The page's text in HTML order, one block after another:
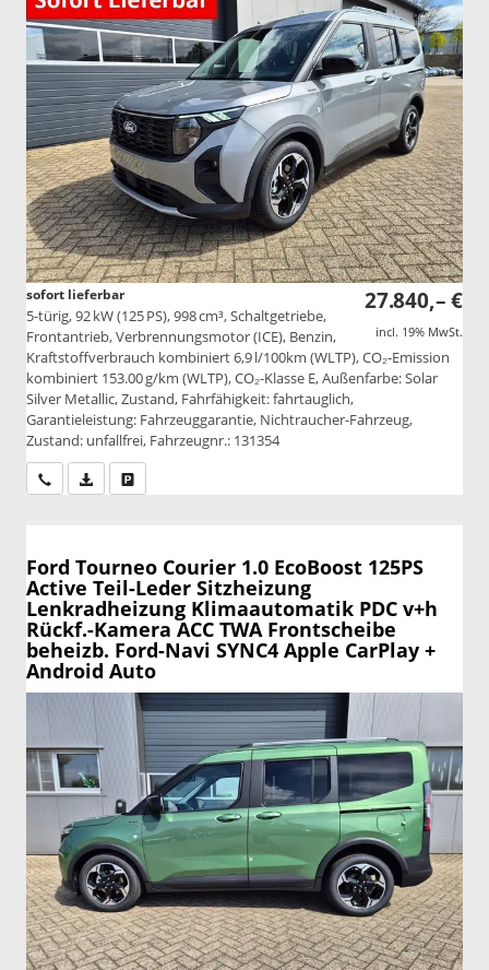
27.840,– €
incl. 19% MwSt.
sofort lieferbar
5-türig, 92 kW (125 PS), 998 cm³, Schaltgetriebe,
Frontantrieb, Verbrennungsmotor (ICE), Benzin,
Kraftstoffverbrauch kombiniert 6,9 l/100km (WLTP), CO₂-Emission
kombiniert 153.00 g/km (WLTP), CO₂-Klasse E, Außenfarbe: Solar
Silver Metallic, Zustand, Fahrfähigkeit: fahrtauglich,
Garantieleistung: Fahrzeuggarantie, Nichtraucher-Fahrzeug,
Zustand: unfallfrei, Fahrzeugnr.: 131354
Wir rufen Sie anPDF-Datei, Fahrzeugexposé drucken
Ford Tourneo Courier 1.0 EcoBoost 125PS
Active Teil-Leder Sitzheizung
Lenkradheizung Klimaautomatik PDC v+h
Rückf.-Kamera ACC TWA Frontscheibe
beheizb. Ford-Navi SYNC4 Apple CarPlay +
Android Auto